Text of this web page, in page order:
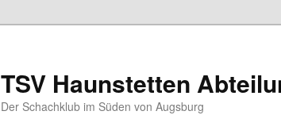
TSV Haunstetten
Der Schachklub im Süden von Augsburg